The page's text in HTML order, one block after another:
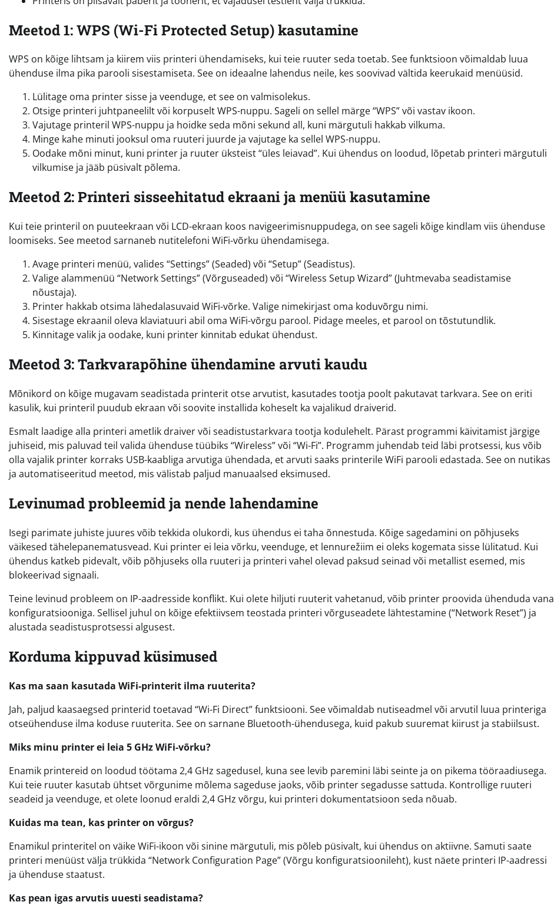
Meetod 1: WPS (Wi-Fi Protected Setup) kasutamine
WPS on kõige lihtsam ja kiirem viis printeri ühendamiseks, kui teie ruuter seda toetab. See funktsioon võimaldab luua
ühenduse ilma pika parooli sisestamiseta. See on ideaalne lahendus neile, kes soovivad vältida keerukaid menüüsid.
Lülitage oma printer sisse ja veenduge, et see on valmisolekus.
Otsige printeri juhtpaneelilt või korpuselt WPS-nuppu. Sageli on sellel märge “WPS” või vastav ikoon.
Vajutage printeril WPS-nuppu ja hoidke seda mõni sekund all, kuni märgutuli hakkab vilkuma.
Minge kahe minuti jooksul oma ruuteri juurde ja vajutage ka sellel WPS-nuppu.
Oodake mõni minut, kuni printer ja ruuter üksteist “üles leiavad”. Kui ühendus on loodud, lõpetab printeri märgutuli
vilkumise ja jääb püsivalt põlema.
Meetod 2: Printeri sisseehitatud ekraani ja menüü kasutamine
Kui teie printeril on puuteekraan või LCD-ekraan koos navigeerimisnuppudega, on see sageli kõige kindlam viis ühenduse
loomiseks. See meetod sarnaneb nutitelefoni WiFi-võrku ühendamisega.
Avage printeri menüü, valides “Settings” (Seaded) või “Setup” (Seadistus).
Valige alammenüü “Network Settings” (Võrguseaded) või “Wireless Setup Wizard” (Juhtmevaba seadistamise
nõustaja).
Printer hakkab otsima lähedalasuvaid WiFi-võrke. Valige nimekirjast oma koduvõrgu nimi.
Sisestage ekraanil oleva klaviatuuri abil oma WiFi-võrgu parool. Pidage meeles, et parool on tõstutundlik.
Kinnitage valik ja oodake, kuni printer kinnitab edukat ühendust.
Meetod 3: Tarkvarapõhine ühendamine arvuti kaudu
Mõnikord on kõige mugavam seadistada printerit otse arvutist, kasutades tootja poolt pakutavat tarkvara. See on eriti
kasulik, kui printeril puudub ekraan või soovite installida koheselt ka vajalikud draiverid.
Esmalt laadige alla printeri ametlik draiver või seadistustarkvara tootja kodulehelt. Pärast programmi käivitamist järgige
juhiseid, mis paluvad teil valida ühenduse tüübiks “Wireless” või “Wi-Fi”. Programm juhendab teid läbi protsessi, kus võib
olla vajalik printer korraks USB-kaabliga arvutiga ühendada, et arvuti saaks printerile WiFi parooli edastada. See on nutikas
ja automatiseeritud meetod, mis välistab paljud manuaalsed eksimused.
Levinumad probleemid ja nende lahendamine
Isegi parimate juhiste juures võib tekkida olukordi, kus ühendus ei taha õnnestuda. Kõige sagedamini on põhjuseks
väikesed tähelepanematusvead. Kui printer ei leia võrku, veenduge, et lennurežiim ei oleks kogemata sisse lülitatud. Kui
ühendus katkeb pidevalt, võib põhjuseks olla ruuteri ja printeri vahel olevad paksud seinad või metallist esemed, mis
blokeerivad signaali.
Teine levinud probleem on IP-aadresside konflikt. Kui olete hiljuti ruuterit vahetanud, võib printer proovida ühenduda vana
konfiguratsiooniga. Sellisel juhul on kõige efektiivsem teostada printeri võrguseadete lähtestamine (“Network Reset”) ja
alustada seadistusprotsessi algusest.
Korduma kippuvad küsimused
Kas ma saan kasutada WiFi-printerit ilma ruuterita?
Jah, paljud kaasaegsed printerid toetavad “Wi-Fi Direct” funktsiooni. See võimaldab nutiseadmel või arvutil luua printeriga
otseühenduse ilma koduse ruuterita. See on sarnane Bluetooth-ühendusega, kuid pakub suuremat kiirust ja stabiilsust.
Miks minu printer ei leia 5 GHz WiFi-võrku?
Enamik printereid on loodud töötama 2,4 GHz sagedusel, kuna see levib paremini läbi seinte ja on pikema tööraadiusega.
Kui teie ruuter kasutab ühtset võrgunime mõlema sageduse jaoks, võib printer segadusse sattuda. Kontrollige ruuteri
seadeid ja veenduge, et olete loonud eraldi 2,4 GHz võrgu, kui printeri dokumentatsioon seda nõuab.
Kuidas ma tean, kas printer on võrgus?
Enamikul printeritel on väike WiFi-ikoon või sinine märgutuli, mis põleb püsivalt, kui ühendus on aktiivne. Samuti saate
printeri menüüst välja trükkida “Network Configuration Page” (Võrgu konfiguratsioonileht), kust näete printeri IP-aadressi
ja ühenduse staatust.
Kas pean igas arvutis uuesti seadistama?